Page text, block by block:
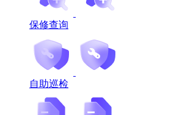
保修查询
自助巡检